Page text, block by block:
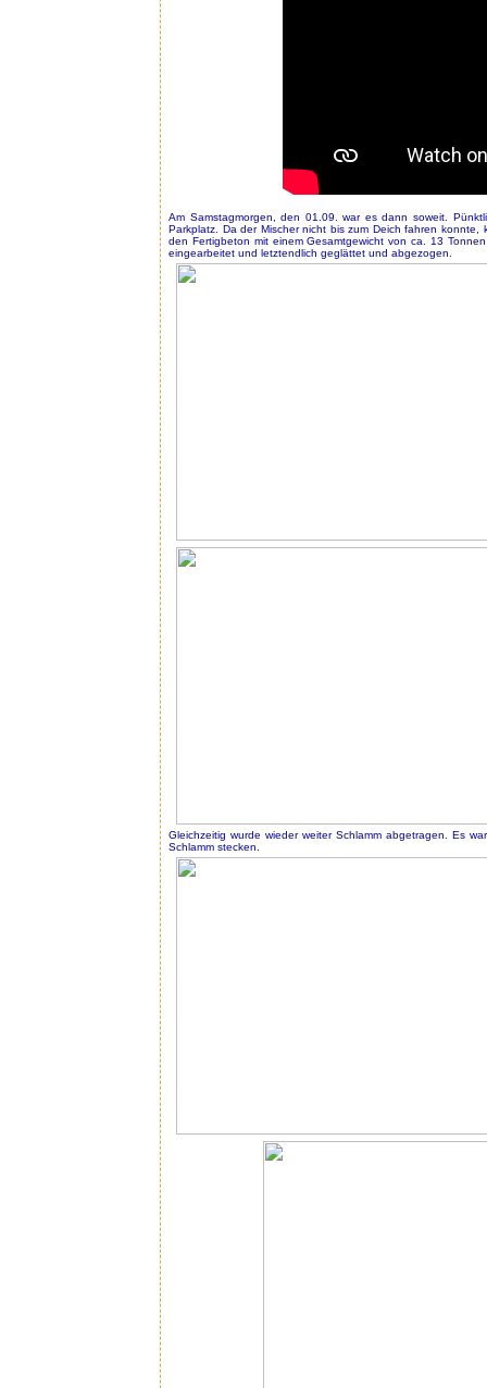
Am Samstagmorgen, den 01.09. war es dann soweit.
Parkplatz. Da der Mischer nicht bis zum Deich fahren
den Fertigbeton mit einem Gesamtgewicht von ca. 13
eingearbeitet und letztendlich geglättet und abgezogen.
Gleichzeitig wurde wieder weiter Schlamm abgetragen. Es
Schlamm stecken.